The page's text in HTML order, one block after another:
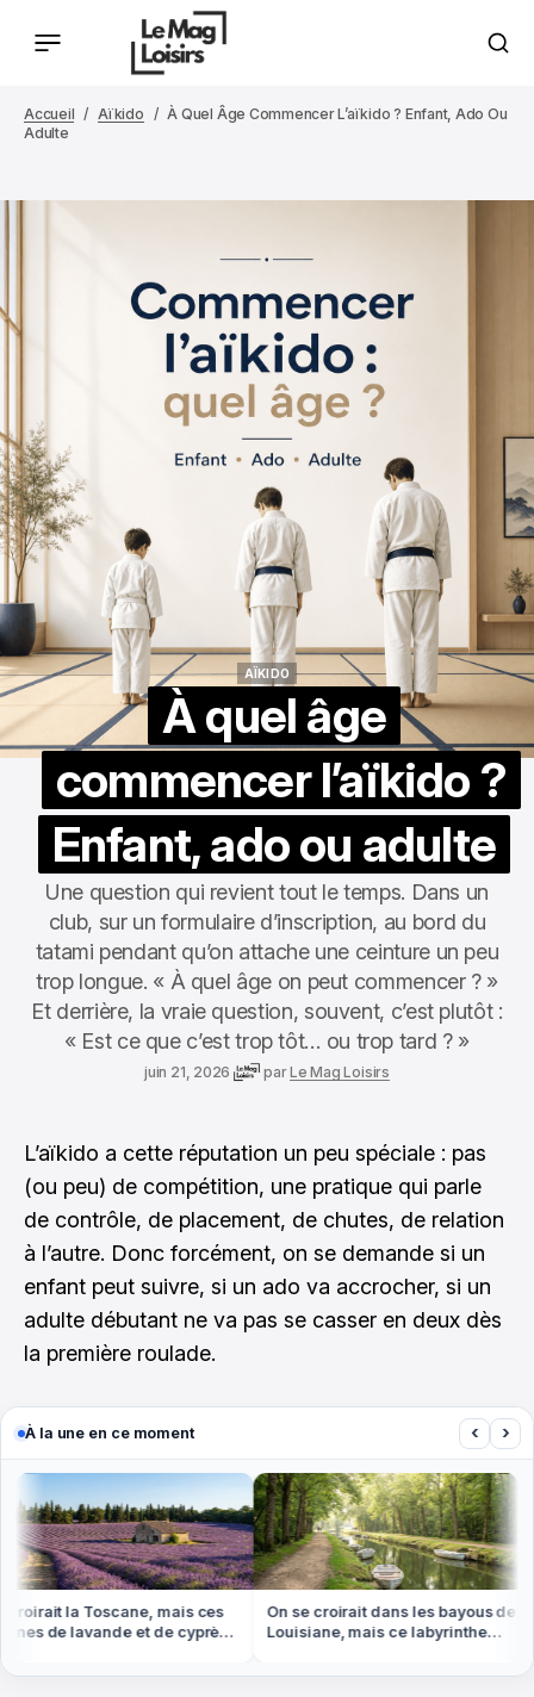
Accueil Aïkido
À Quel Âge Commencer L’aïkido ? Enfant, Ado Ou
Adulte
AÏKIDO
À quel âge
commencer l’aïkido ?
Enfant, ado ou adulte
Une question qui revient tout le temps. Dans un
club, sur un formulaire d’inscription, au bord du
tatami pendant qu’on attache une ceinture un peu
trop longue. « À quel âge on peut commencer ? »
Et derrière, la vraie question, souvent, c’est plutôt :
« Est ce que c’est trop tôt… ou trop tard ? »
juin 21, 2026 parLe Mag Loisirs
L’aïkido a cette réputation un peu spéciale : pas
(ou peu) de compétition, une pratique qui parle
de contrôle, de placement, de chutes, de relation
à l’autre. Donc forcément, on se demande si un
enfant peut suivre, si un ado va accrocher, si un
adulte débutant ne va pas se casser en deux dès
la première roulade.
À la une en ce moment ‹ ›
la Toscane, mais ces
de lavande et de cyprès
On se croirait dans les bayous de
Louisiane, mais ce labyrinthe